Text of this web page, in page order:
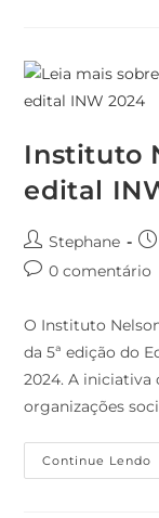
Instituto
edital
Stephane
0 comentário
O Instituto
da 5ª edição do
2024. A iniciativa
organizações
Continue Lendo